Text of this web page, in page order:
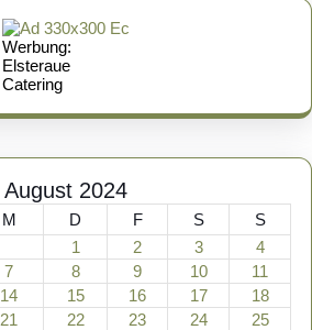
Werbung:
Elsteraue
Catering
August 2024
M D F S
S
1
2 3
4
7 8 9 10
11
14 15 16 17
18
21 22 23 24
25